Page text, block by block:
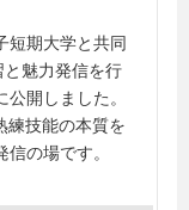
短期大学と共同
と魅力発信を行
開しました。
練技能の本質を
の場です。